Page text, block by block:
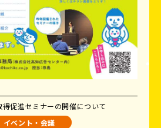
促進セミナーの開催について
イベント・会議